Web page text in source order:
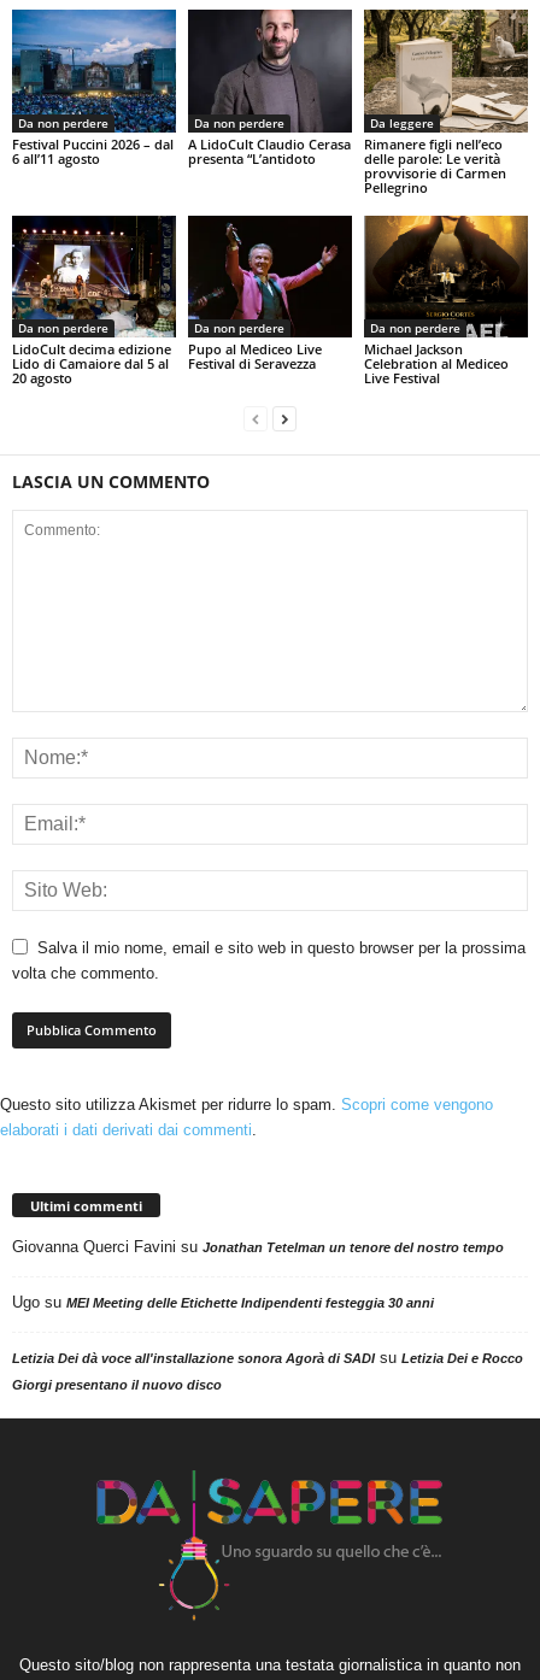
Da non perdere
Festival Puccini 2026 – dal
6 all’11 agosto
Da non perdere
A LidoCult Claudio Cerasa
presenta “L’antidoto
Da leggere
Rimanere figli nell’eco
delle parole: Le verità
provvisorie di Carmen
Pellegrino
Da non perdere
LidoCult decima edizione
Lido di Camaiore dal 5 al
20 agosto
Da non perdere
Pupo al Mediceo Live
Festival di Seravezza
Da non perdere
Michael Jackson
Celebration al Mediceo
Live Festival
LASCIA UN COMMENTO
Salva il mio nome, email e sito web in questo browser per la prossima
volta che commento.
Questo sito utilizza Akismet per ridurre lo spam. Scopri come vengono
elaborati i dati derivati dai commenti.
Ultimi commenti
Giovanna Querci Favini su Jonathan Tetelman un tenore del nostro tempo
Ugo su MEI Meeting delle Etichette Indipendenti festeggia 30 anni
Letizia Dei dà voce all'installazione sonora Agorà di SADIsu Letizia Dei e Rocco
Giorgi presentano il nuovo disco
Questo sito/blog non rappresenta una testata giornalistica in quanto non